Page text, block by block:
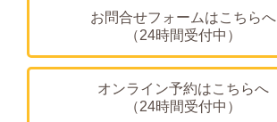
お問合せフォームはこちらへ
（24時間受付中）
オンライン予約はこちらへ
（24時間受付中）